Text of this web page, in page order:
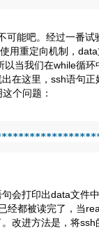
可能吧。经过一番试
用重定向机制，
当我们在while循环
在这里，ssh语句正
个问题：
*****************
会打印出data文件
经都被读完了，当
改进方法是，将ssh